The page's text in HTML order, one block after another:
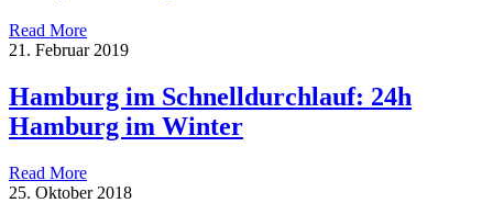
Read More
21. Februar 2019
Hamburg im Schnelldurchlauf: 24h
Hamburg im Winter
Read More
25. Oktober 2018